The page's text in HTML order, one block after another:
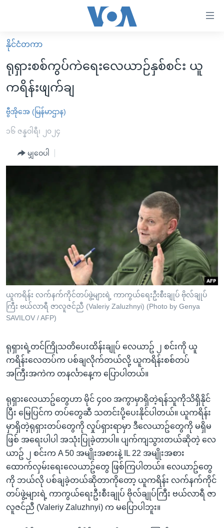
လွယ်ကူ
စေ
သည့်
များ
ပင်မ
အ
ညွန်း
စာမျက်နှာ
ကျော်
ကြည့်
ရန်
ရှာဖွေ
နေရာ
သို့
ကျော်
မူလစာမျက်နှာ
မြန်မာ
ကမ္ဘာ့သတင်းများ
နိုင်ငံတကာ
အမေရိကန်
အစ္စရေး-ပါလက်စတိုင်း
ဗွီဒီယို
သတင်းလွတ်လပ်ခွင့်
အင်္ဂလိပ်စာလေ့လာမယ်
ရုပ်ရှင်ထဲက အင်္ဂလိပ်စာ
သုတပဒေသာ အင်္ဂလိပ်စာ
ရေဒီယို/တီဗွီအစီအစဉ်
Learning English
ဗွီအိုအေ လူမှုကွန်ယက်များ
ဘာသာစကားများ
နိုင်ငံတကာ
ရုရှားစစ်ကွပ်ကဲရေးလေယာဉ်နှစ်စင်း ယူ
ကရိန်းဖျက်ချ
ဗွီအိုအေ (မြန်မာဌာန)
၁၆ ဇန္နဝါရီ၊ ၂၀၂၄
မျှဝေပါ
ယူကရိန်း လက်နက်ကိုင်တပ်ဖွဲ့များရဲ့ ကာကွယ်ရေးဦးစီးချုပ် ဗိုလ်ချုပ်
ကြီး ဗယ်လာရီ ဇာလူဇင်ညီ (Valeriy Zaluzhnyi) (Photo by Genya
SAVILOV / AFP)
ရုရှားရဲ့တင်ကြိုသတိပေးထိန်းချုပ် လေယာဥ် ၂ စင်းကို ယူ
ကရိန်းလေတပ်က ပစ်ချလိုက်တယ်လို့ ယူကရိန်းစစ်တပ်
အကြီးအကဲက တနင်္လာနေ့က ပြောပါတယ်။
ရုရှားလေယာဥ်တွေဟာ မိုင် ၄၀၀ အကွာမှာရှိတဲ့ရန်သူကိုသိရှိနိုင်
ပြီး မြေပြင်က တပ်တွေဆီ သတင်းပို့ပေးနိုင်ပါတယ်။ ယူကရိန်း
မှာရှိတဲ့ရုရှားတပ်တွေကို လှုပ်ရှားရာမှာ ဒီလေယာဥ်တွေကို မရှိမ
ဖြစ် အရေးပါပါ အသုံးပြုခဲ့တာပါ။ ပျက်ကျသွားတယ်ဆိုတဲ့ လေ
ယာဥ် ၂ စင်းက A 50 အမျိုးအစားနဲ့ IL 22 အမျိုးအစား
ထောက်လှမ်းရေးလေယာဥ်တွေ ဖြစ်ကြပါတယ်။ လေယာဥ်တွေ
ကို ဘယ်လို ပစ်ချခဲ့တယ်ဆိုတာကိုတော့ ယူကရိန်း လက်နက်ကိုင်
တပ်ဖွဲ့များရဲ့ ကာကွယ်ရေးဦးစီးချုပ် ဗိုလ်ချုပ်ကြီး ဗယ်လာရီ ဇာ
လူဇင်ညီ (Valeriy Zaluzhnyi) က မပြောပါဘူး။